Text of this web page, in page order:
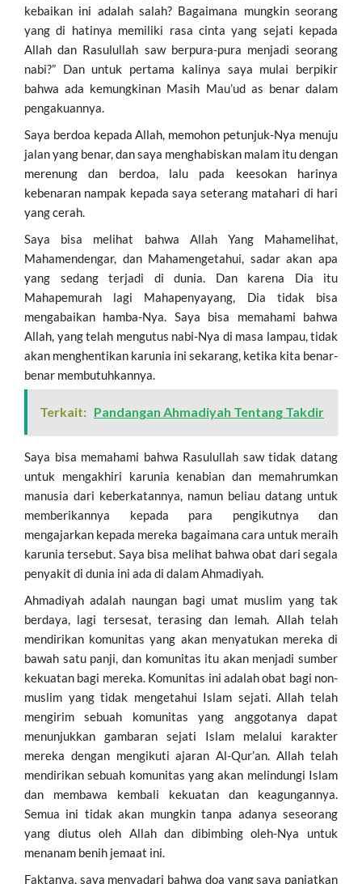
kebaikan ini adalah salah? Bagaimana mungkin seorang
yang di hatinya memiliki rasa cinta yang sejati kepada
Allah dan Rasulullah saw berpura-pura menjadi seorang
nabi?” Dan untuk pertama kalinya saya mulai berpikir
bahwa ada kemungkinan Masih Mau’ud as benar dalam
pengakuannya.
Saya berdoa kepada Allah, memohon petunjuk-Nya menuju
jalan yang benar, dan saya menghabiskan malam itu dengan
merenung dan berdoa, lalu pada keesokan harinya
kebenaran nampak kepada saya seterang matahari di hari
yang cerah.
Saya bisa melihat bahwa Allah Yang Mahamelihat,
Mahamendengar, dan Mahamengetahui, sadar akan apa
yang sedang terjadi di dunia. Dan karena Dia itu
Mahapemurah lagi Mahapenyayang, Dia tidak bisa
mengabaikan hamba-Nya. Saya bisa memahami bahwa
Allah, yang telah mengutus nabi-Nya di masa lampau, tidak
akan menghentikan karunia ini sekarang, ketika kita benar-
benar membutuhkannya.
Terkait: Pandangan Ahmadiyah Tentang Takdir
Saya bisa memahami bahwa Rasulullah saw tidak datang
untuk mengakhiri karunia kenabian dan memahrumkan
manusia dari keberkatannya, namun beliau datang untuk
memberikannya kepada para pengikutnya dan
mengajarkan kepada mereka bagaimana cara untuk meraih
karunia tersebut. Saya bisa melihat bahwa obat dari segala
penyakit di dunia ini ada di dalam Ahmadiyah.
Ahmadiyah adalah naungan bagi umat muslim yang tak
berdaya, lagi tersesat, terasing dan lemah. Allah telah
mendirikan komunitas yang akan menyatukan mereka di
bawah satu panji, dan komunitas itu akan menjadi sumber
kekuatan bagi mereka. Komunitas ini adalah obat bagi non-
muslim yang tidak mengetahui Islam sejati. Allah telah
mengirim sebuah komunitas yang anggotanya dapat
menunjukkan gambaran sejati Islam melalui karakter
mereka dengan mengikuti ajaran Al-Qur’an. Allah telah
mendirikan sebuah komunitas yang akan melindungi Islam
dan membawa kembali kekuatan dan keagungannya.
Semua ini tidak akan mungkin tanpa adanya seseorang
yang diutus oleh Allah dan dibimbing oleh-Nya untuk
menanam benih jemaat ini.
Faktanya, saya menyadari bahwa doa yang saya panjatkan